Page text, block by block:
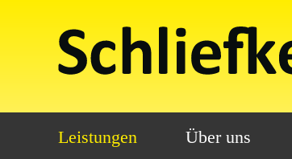
Leistungen Über uns